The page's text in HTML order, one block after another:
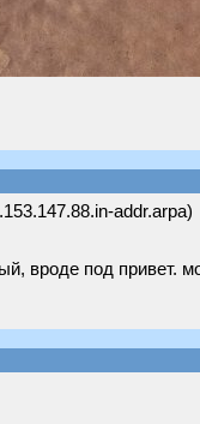
addr.arpa)
вроде под привет.